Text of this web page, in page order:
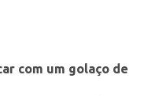
com um golaço de